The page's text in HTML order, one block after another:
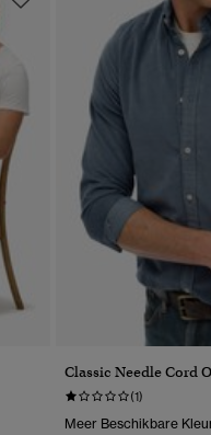
Classic Needle Cord
(1)
Meer Beschikbare